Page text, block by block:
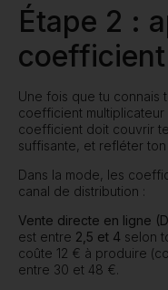
Étape 2 :
Une fois que tu connais
coefficient
coefficient doit couvrir
suffisante, et refléter
Dans la mode, les
canal de distribution :
Vente directe en ligne
est entre 2,5 et 4 selon
coûte 12 € à produire
entre 30 et 48 €.
VOTRE